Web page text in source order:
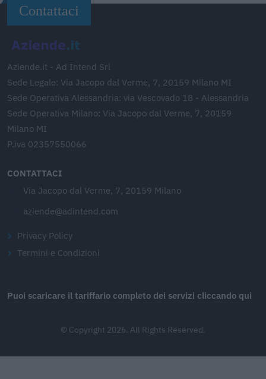
Contattaci
Aziende.it - Ad Intend Srl
Sede Legale: Via Jacopo dal Verme, 7, 20159 Milano MI
Sede Operativa Alessandria: via Vescovado 18 - Alessandria
Sede Operativa Milano: Via Jacopo dal Verme, 7, 20159
Milano MI
P.iva 02357550066
CONTATTACI
Via Jacopo dal Verme, 7, 20159 Milano
aziende@adintend.com
Privacy Policy
Termini e Condizioni
Puoi scaricare il tariffario completo dei servizi cliccando qui
© Copyright 2026. All Rights Reserved.